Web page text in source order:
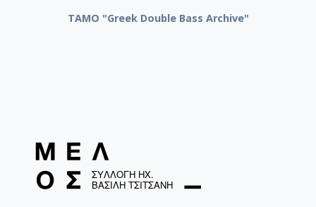
ΤΑΜΟ "Greek Double Bass Archive"